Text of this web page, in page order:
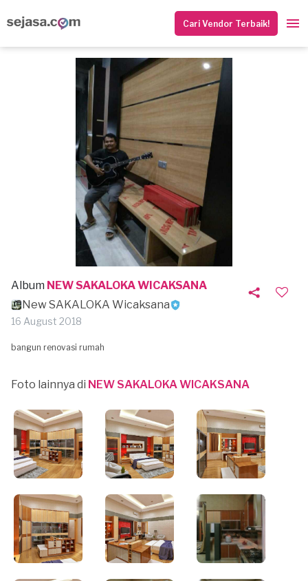
Cari Vendor Terbaik!
Album NEW SAKALOKA WICAKSANA
New SAKALOKA Wicaksana
16 August 2018
bangun renovasi rumah
Foto lainnya di NEW SAKALOKA WICAKSANA